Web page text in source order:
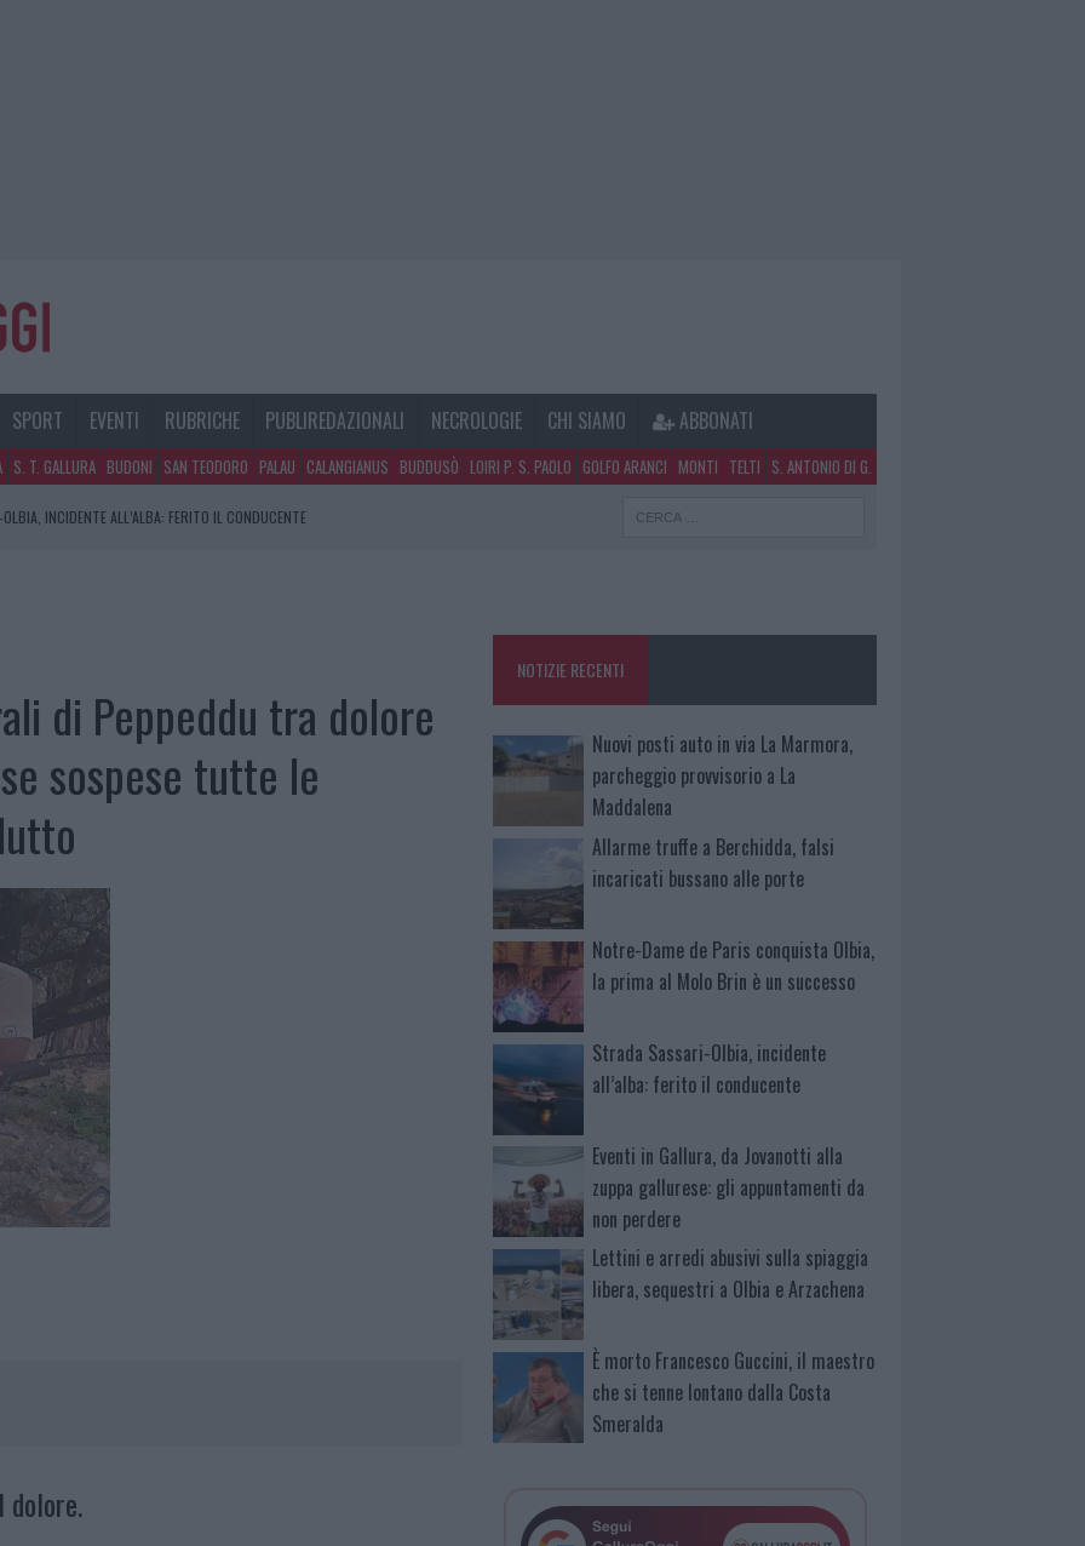
SPORT EVENTI RUBRICHE PUBLIREDAZIONALI NECROLOGIE CHI SIAMO ABBONATI
S. T. GALLURA BUDONI SAN TEODORO PALAU CALANGIANUS BUDDUSÒ LOIRI P. S. PAOLO GOLFO ARANCI MONTI TELTI S. ANTONIO DI G.
INCIDENTE ALL’ALBA: FERITO IL CONDUCENTE
di Peppeddu tra dolore
sospese tutte le
dolore.
NOTIZIE RECENTI
Nuovi posti auto in via La Marmora,
parcheggio provvisorio a La
Maddalena
Allarme truffe a Berchidda, falsi
incaricati bussano alle porte
Notre-Dame de Paris conquista Olbia,
la prima al Molo Brin è un successo
Strada Sassari-Olbia, incidente
all’alba: ferito il conducente
Eventi in Gallura, da Jovanotti alla
zuppa gallurese: gli appuntamenti da
non perdere
Lettini e arredi abusivi sulla spiaggia
libera, sequestri a Olbia e Arzachena
È morto Francesco Guccini, il maestro
che si tenne lontano dalla Costa
Smeralda